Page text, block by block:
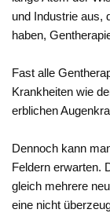
und Industrie aus,
haben,
Fast alle
Krankheiten wie
erblichen
Dennoch kann
Feldern erwarten.
gleich mehrere
eine nicht